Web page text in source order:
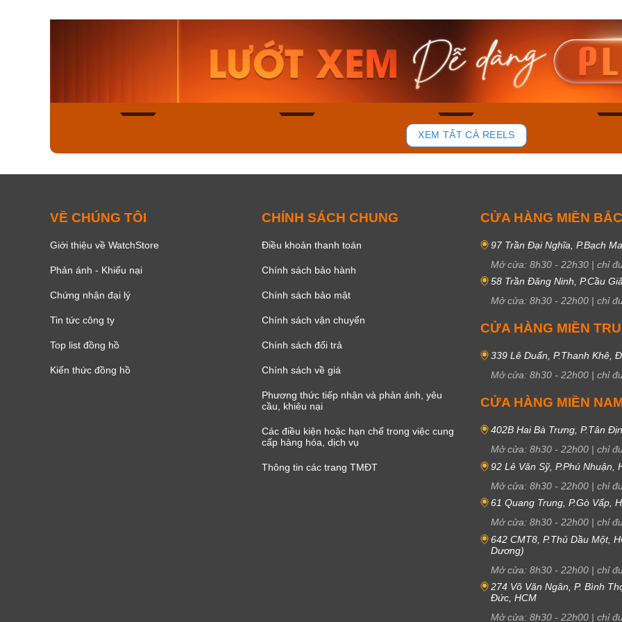
Casio Nam MTS-
115D-1AVDF
2.823.000₫
2.399.550₫
Mua ngay
37
Casio Nam MTS-
RS100L-1AVDF
4.276.000₫
3.634.600₫
Casio
230EL-
Mua
XEM TẤT CẢ REELS
VỀ CHÚNG TÔI
Giới thiệu về WatchStore
Phản ánh - Khiếu nại
Chứng nhận đại lý
Tin tức công ty
Top list đồng hồ
Kiến thức đồng hồ
CHÍNH SÁCH CHUNG
Điều khoản thanh toán
Chính sách bảo hành
Chính sách bảo mật
Chính sách vận chuyển
Chính sách đổi trả
Chính sách về giá
Phương thức tiếp nhận và phản ánh, yêu
cầu, khiêu nại
Các điều kiện hoặc hạn chế trong việc cung
cấp hàng hóa, dịch vụ
Thông tin các trang TMĐT
CỬA HÀNG MIỀN BẮC
97 Trần Đại Nghĩa, P.Bạch
Mở cửa: 8h30 - 22h30 | chỉ
58 Trần Đăng Ninh, P.Cầu
Mở cửa: 8h30 - 22h00 | chỉ
CỬA HÀNG MIỀN
339 Lê Duẩn, P.Thanh Khê,
Mở cửa: 8h30 - 22h00 | chỉ
CỬA HÀNG MIỀN
402B Hai Bà Trưng, P.Tân
Mở cửa: 8h30 - 22h00 | chỉ
92 Lê Văn Sỹ, P.Phú Nhuận,
Mở cửa: 8h30 - 22h00 | chỉ
61 Quang Trung, P.Gò Vấp,
Mở cửa: 8h30 - 22h00 | chỉ
642 CMT8, P.Thủ Dầu Một,
Dương)
Mở cửa: 8h30 - 22h00 | chỉ
274 Võ Văn Ngân, P. Bình
Đức, HCM
Mở cửa: 8h30 - 22h00 | chỉ